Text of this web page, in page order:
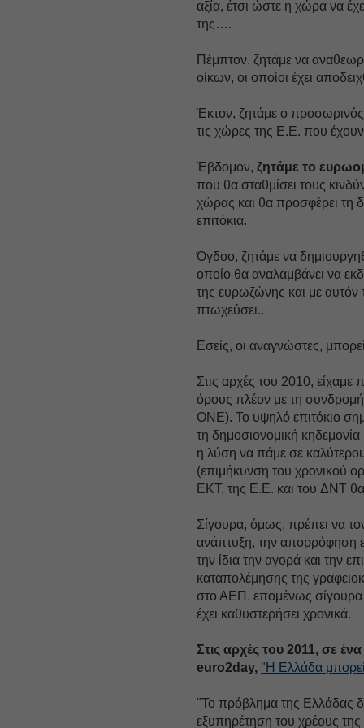
αξία, έτσι ώστε η χώρα να
της….
Πέμπτον, ζητάμε να
οίκων, οι οποίοι έχει
Έκτον, ζητάμε ο
τις χώρες της Ε.Ε. που
Έβδομον,ζητάμε το
που θα σταθμίσει τους
χώρας και θα προσφέρει τη
επιτόκια.
Όγδοο, ζητάμε να
οποίο θα αναλαμβάνει να
της ευρωζώνης και με αυτόν
πτωχεύσει..
Εσείς, οι αναγνώστες,
Στις αρχές του 2010, είχαμε
όρους πλέον με τη
ΟΝΕ). Το υψηλό επιτόκιο
τη δημοσιονομική
η λύση να πάμε σε
(επιμήκυνση του χρονικού
ΕΚΤ, της Ε.Ε. και του ΔΝΤ θα
Σίγουρα, όμως, πρέπει να
ανάπτυξη, την απορρόφηση
την ίδια την αγορά και την
καταπολέμησης της
στο ΑΕΠ, επομένως σίγουρα
έχει καθυστερήσει χρονικά.
Στις αρχές του 2011, σε
euro2day,"Η Ελλάδα
"Το πρόβλημα της Ελλάδας
εξυπηρέτηση του χρέους